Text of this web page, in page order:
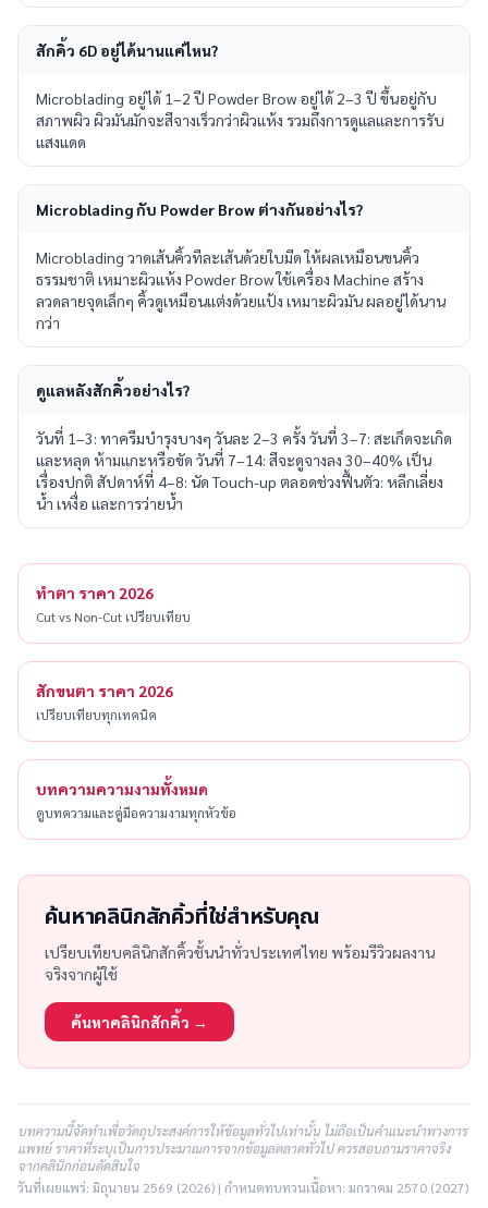
สักคิ้ว 6D อยู่ได้นานแค่ไหน?
Microblading อยู่ได้ 1–2 ปี Powder Brow อยู่ได้ 2–3 ปี ขึ้นอยู่กับ
สภาพผิว ผิวมันมักจะสีจางเร็วกว่าผิวแห้ง รวมถึงการดูแลและการรับ
แสงแดด
Microblading กับ Powder Brow ต่างกันอย่างไร?
Microblading วาดเส้นคิ้วทีละเส้นด้วยใบมีด ให้ผลเหมือนขนคิ้ว
ธรรมชาติ เหมาะผิวแห้ง Powder Brow ใช้เครื่อง Machine สร้าง
ลวดลายจุดเล็กๆ คิ้วดูเหมือนแต่งด้วยแป้ง เหมาะผิวมัน ผลอยู่ได้นาน
กว่า
ดูแลหลังสักคิ้วอย่างไร?
วันที่ 1–3: ทาครีมบำรุงบางๆ วันละ 2–3 ครั้ง วันที่ 3–7: สะเก็ดจะเกิด
และหลุด ห้ามแกะหรือขัด วันที่ 7–14: สีจะดูจางลง 30–40% เป็น
เรื่องปกติ สัปดาห์ที่ 4–8: นัด Touch-up ตลอดช่วงฟื้นตัว: หลีกเลี่ยง
น้ำ เหงื่อ และการว่ายน้ำ
ทำตา ราคา 2026
Cut vs Non-Cut เปรียบเทียบ
สักขนตา ราคา 2026
เปรียบเทียบทุกเทคนิค
บทความความงามทั้งหมด
ดูบทความและคู่มือความงามทุกหัวข้อ
ค้นหาคลินิกสักคิ้วที่ใช่สำหรับคุณ
เปรียบเทียบคลินิกสักคิ้วชั้นนำทั่วประเทศไทย พร้อมรีวิวผลงาน
จริงจากผู้ใช้
ค้นหาคลินิกสักคิ้ว →
บทความนี้จัดทำเพื่อวัตถุประสงค์การให้ข้อมูลทั่วไปเท่านั้น ไม่ถือเป็นคำแนะนำทางการ
แพทย์ ราคาที่ระบุเป็นการประมาณการจากข้อมูลตลาดทั่วไป ควรสอบถามราคาจริง
จากคลินิกก่อนตัดสินใจ
วันที่เผยแพร่: มิถุนายน 2569 (2026) | กำหนดทบทวนเนื้อหา: มกราคม 2570 (2027)